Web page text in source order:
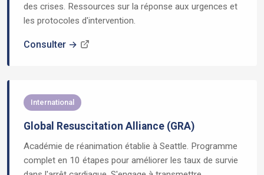
des crises. Ressources sur la réponse aux urgences et
les protocoles d'intervention.
Consulter →
International
Global Resuscitation Alliance (GRA)
Académie de réanimation établie à Seattle. Programme
complet en 10 étapes pour améliorer les taux de survie